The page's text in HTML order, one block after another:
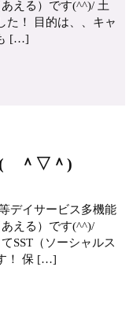
える）です(^^)/ 土
た！ 目的は、、キャ
[…]
( ＾▽＾)
デイサービス多機能
える）です(^^)/
SST（ソーシャルス
！ 保 […]